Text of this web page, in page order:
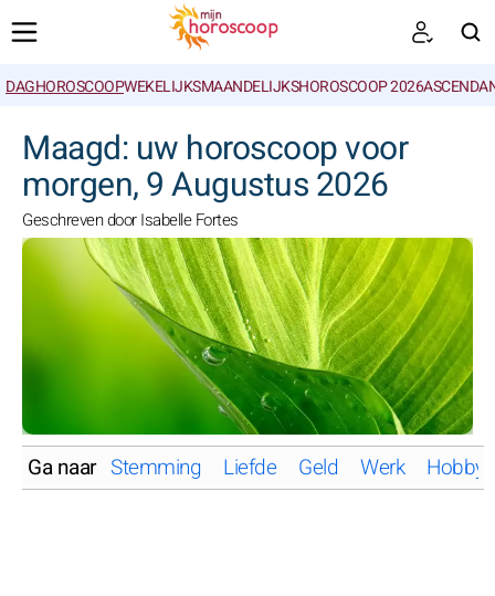
DAGHOROSCOOPWEKELIJKSMAANDELIJKSHOROSCOOP 2026
Maagd: uw horoscoop voor
morgen, 9 Augustus 2026
Geschreven door Isabelle Fortes
Ga naar Stemming Liefde Geld Werk